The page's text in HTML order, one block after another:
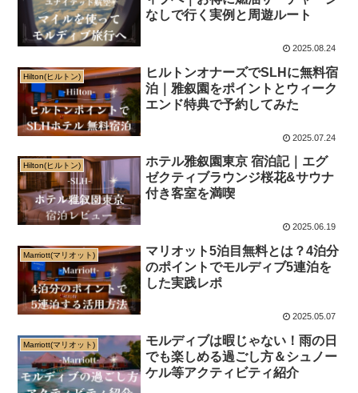
なしで行く実例と周遊ルート
2025.08.24
Hilton(ヒルトン)
ヒルトンオナーズでSLHに無料宿
泊｜雅叙園をポイントとウィーク
エンド特典で予約してみた
2025.07.24
Hilton(ヒルトン)
ホテル雅叙園東京 宿泊記｜エグ
ゼクティブラウンジ桜花&サウナ
付き客室を満喫
2025.06.19
Marriott(マリオット)
マリオット5泊目無料とは？4泊分
のポイントでモルディブ5連泊を
した実践レポ
2025.05.07
Marriott(マリオット)
モルディブは暇じゃない！雨の日
でも楽しめる過ごし方＆シュノー
ケル等アクティビティ紹介